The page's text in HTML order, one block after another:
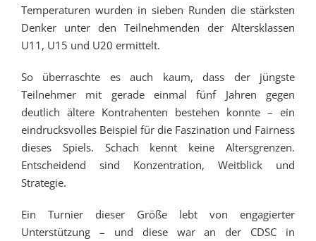
Temperaturen wurden in sieben Runden die stärksten
Denker unter den Teilnehmenden der Altersklassen
U11, U15 und U20 ermittelt.
So überraschte es auch kaum, dass der jüngste
Teilnehmer mit gerade einmal fünf Jahren gegen
deutlich ältere Kontrahenten bestehen konnte – ein
eindrucksvolles Beispiel für die Faszination und Fairness
dieses Spiels. Schach kennt keine Altersgrenzen.
Entscheidend sind Konzentration, Weitblick und
Strategie.
Ein Turnier dieser Größe lebt von engagierter
Unterstützung – und diese war an der CDSC in